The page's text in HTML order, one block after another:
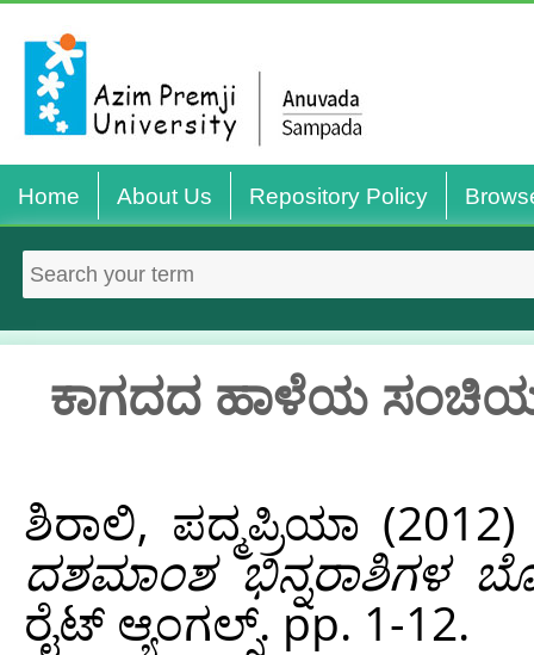
Home About Us Repository Policy
ಕಾಗದದ ಹಾಳೆಯ
ಶಿರಾಲಿ, ಪದ್ಮಪ್ರಿಯಾ
ದಶಮಾಂಶ ಭಿನ್ನರಾಶಿಗಳ
ರೈಟ್‌ ಆ್ಯಂಗಲ್ಸ್. pp. 1-12.